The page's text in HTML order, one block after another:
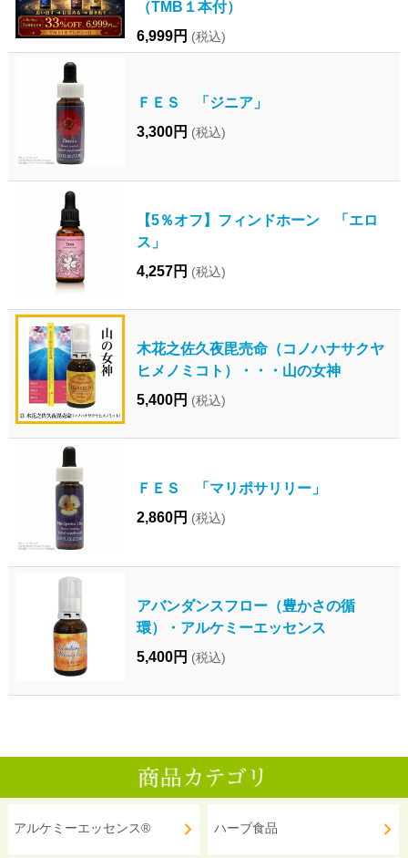
（TMB１本付）
6,999円 (税込)
ＦＥＳ 「ジニア」
3,300円 (税込)
【5％オフ】フィンドホーン 「エロ
ス」
4,257円 (税込)
木花之佐久夜毘売命（コノハナサクヤ
ヒメノミコト）・・・山の女神
5,400円 (税込)
ＦＥＳ 「マリポサリリー」
2,860円 (税込)
アバンダンスフロー（豊かさの循
環）・アルケミーエッセンス
5,400円 (税込)
アルケミーエッセンス® ハーブ食品